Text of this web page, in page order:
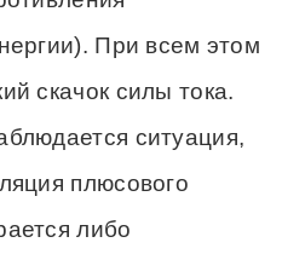
При всем этом
скачок силы тока.
ситуация,
плюсового
либо